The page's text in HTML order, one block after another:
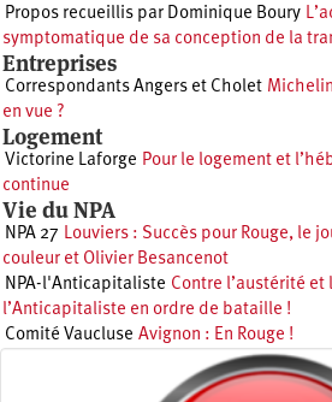
Propos recueillis par Dominique Boury
symptomatique de sa conception de la
Entreprises
Correspondants Angers et Cholet
en vue ?
Logement
Victorine Laforge Pour le logement et
continue
Vie du NPA
NPA 27 Louviers : Succès pour Rouge, le
couleur et Olivier Besancenot
NPA-l'Anticapitaliste Contre l’austérité et
l’Anticapitaliste en ordre de bataille !
Comité Vaucluse Avignon : En Rouge !